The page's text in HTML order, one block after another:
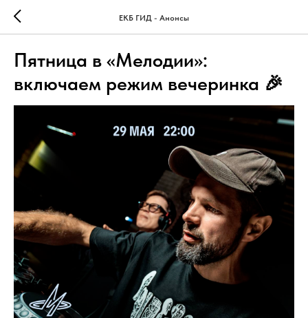
ЕКБ ГИД - Анонсы
Пятница в «Мелодии»:
включаем режим вечеринка 🎉